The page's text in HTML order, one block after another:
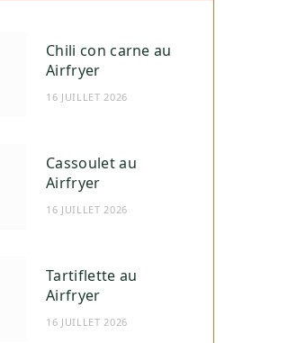
Chili con carne au
Airfryer
16 JUILLET 2026
Cassoulet au
Airfryer
16 JUILLET 2026
Tartiflette au
Airfryer
16 JUILLET 2026